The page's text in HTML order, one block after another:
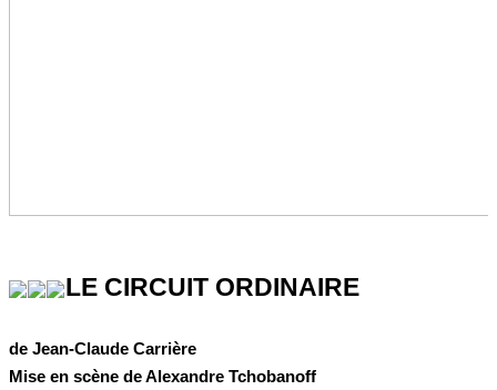
LE CIRCUIT ORDINAIRE
de Jean-Claude Carrière
Mise en scène de Alexandre Tchobanoff